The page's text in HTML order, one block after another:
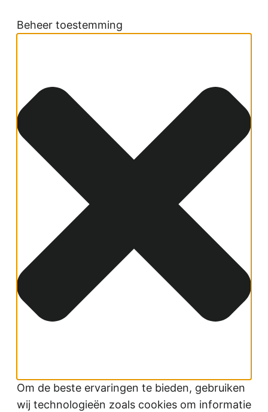
Beheer toestemming
Om de beste ervaringen te bieden, gebruiken
wij technologieën zoals cookies om informatie